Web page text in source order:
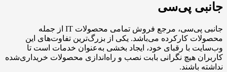
جانبی پی‌سی
جانبی پی‌سی، مرجع فروش تمامی محصولات IT از جمله
محصولات کارکرده می‌باشد. یکی از بزرگ‌ترین تفاوت‌های این
وب‌سایت با رقبای خود، ایجاد بخشی به‌عنوان خدمات است تا
کاربران هیچ نگرانی بابت نصب و راه‌اندازی محصولات خریداری‌شده
نداشته باشند.